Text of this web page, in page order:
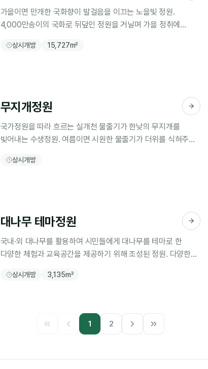
가을이면 만개한 국화향이 발걸음을 이끄는 노을빛 정원.
4,000만송이의 국화로 뒤덮인 정원을 거닐며 가을 정취에
상시개방 15,727m²
무지개정원
국가정원을 따라 흐르는 실개천 물줄기가 한낮의 무지개를
빚어내는 수생정원. 여름이면 시원한 물줄기가 더위를 식혀주는
상시개방
대나무 테마정원
국내·외 대나무를 활용하여 시민들에게 대나무를 테마로 한
다양한 체험과 교육공간을 제공하기 위해 조성된 정원. 다양한
상시개방 3,135m²
1 2